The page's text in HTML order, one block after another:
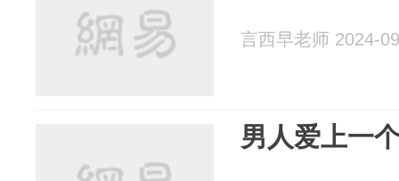
言西早老师 2024-
男人爱上一